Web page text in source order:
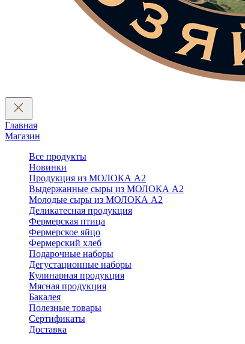
Главная
Магазин
Все продукты
Новинки
Продукция из МОЛОКА А2
Выдержанные сыры из МОЛОКА А2
Молодые сыры из МОЛОКА А2
Деликатесная продукция
Фермерская птица
Фермерское яйцо
Фермерский хлеб
Подарочные наборы
Дегустационные наборы
Кулинарная продукция
Мясная продукция
Бакалея
Полезные товары
Сертификаты
Доставка